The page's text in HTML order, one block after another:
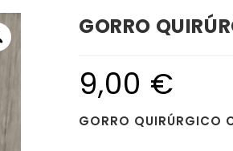
GORRO
9,00 €
GORRO QUIRÚRGICO